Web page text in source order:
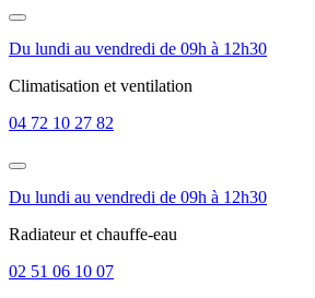
Du lundi au vendredi de 09h à 12h30
Climatisation et ventilation
04 72 10 27 82
Du lundi au vendredi de 09h à 12h30
Radiateur et chauffe-eau
02 51 06 10 07